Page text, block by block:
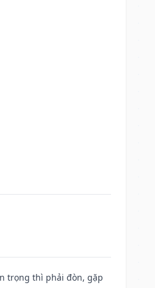
trọng thì phải đòn, gặp